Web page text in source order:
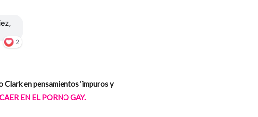
Clark en pensamientos ‘impuros y
EN EL PORNO GAY.